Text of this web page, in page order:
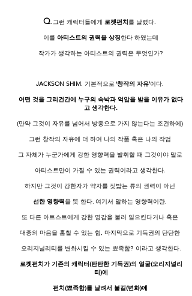
Q.그런 캐릭터들에게 로켓펀치를 날렸다.
이를 아티스트의 권력을 상징한다 하였는데
작가가 생각하는 아티스트의 권력은 무엇인가?
JACKSON SHIM. 기본적으로 ‘창작의 자유’이다.
어떤 것을 그리건간에 누구의 속박과 억압을 받을 이유가 없다
고 생각한다.
(만약 그것이 자유를 넘어서 방종으로 가지 않는다는 조건하에)
그런 창작의 자유에 더 하여 나의 작품 혹은 나의 작업
그 자체가 누군가에게 강한 영향력을 발휘할 때 그것이야 말로
아티스트만이 가질 수 있는 권력이라고 생각한다.
하지만 그것이 강한자가 약자를 짖밟는 류의 권력이 아닌
선한 영향력을 뜻 한다. 여기서 말하는 영향력이란,
또 다른 아트스트에게 강한 영감을 불러 일으킨다거나 혹은
대중의 마음을 훔칠 수 있는 힘, 마지막으로 기득권의 탄탄한
오리지널리티를 변화시킬 수 있는 뾰족함? 이라고 생각한다.
로켓펀치가 기존의 캐릭터(탄탄한 기득권)의 얼굴(오리지널리
티)에
펀치(뾰족함)를 날려서 불길(변화)에